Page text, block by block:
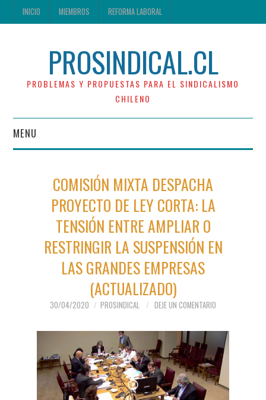
INICIO MIEMBROS REFORMA LABORAL
PROSINDICAL.CL
PROBLEMAS Y PROPUESTAS PARA EL SINDICALISMO
CHILENO
MENU
MIEMBROS
REFORMA LABORAL
COMISIÓN MIXTA DESPACHA
PROYECTO DE LEY CORTA: LA
TENSIÓN ENTRE AMPLIAR O
RESTRINGIR LA SUSPENSIÓN EN
LAS GRANDES EMPRESAS
(ACTUALIZADO)
30/04/2020 PROSINDICAL DEJE UN COMENTARIO